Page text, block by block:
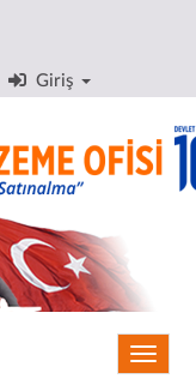
Giriş